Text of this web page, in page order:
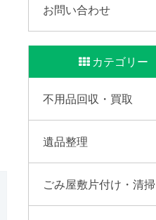
お問い合わせ
カテゴリー
不用品回収・買取
遺品整理
ごみ屋敷片付け・清掃